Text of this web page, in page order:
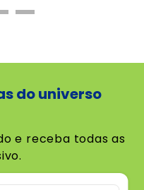
do universo
e receba todas as